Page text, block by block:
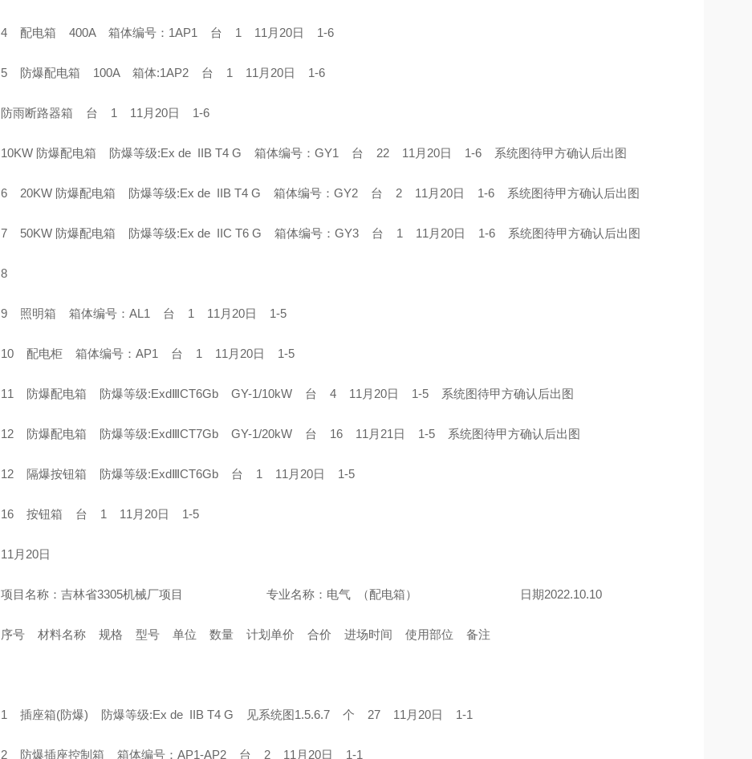
4 配电箱 400A 箱体编号：1AP1 台 1 11月20日 1-6
5 防爆配电箱 100A 箱体:1AP2 台 1 11月20日 1-6
防雨断路器箱 台 1 11月20日 1-6
10KW 防爆配电箱 防爆等级:Ex de IIB T4 G 箱体编号：GY1 台 22 11月20日 1-6 系统图待甲方确认后出图
6 20KW 防爆配电箱 防爆等级:Ex de IIB T4 G 箱体编号：GY2 台 2 11月20日 1-6 系统图待甲方确认后出图
7 50KW 防爆配电箱 防爆等级:Ex de IIC T6 G 箱体编号：GY3 台 1 11月20日 1-6 系统图待甲方确认后出图
8
9 照明箱 箱体编号：AL1 台 1 11月20日 1-5
10 配电柜 箱体编号：AP1 台 1 11月20日 1-5
11 防爆配电箱 防爆等级:ExdⅢCT6Gb GY-1/10kW 台 4 11月20日 1-5 系统图待甲方确认后出图
12 防爆配电箱 防爆等级:ExdⅢCT7Gb GY-1/20kW 台 16 11月21日 1-5 系统图待甲方确认后出图
12 隔爆按钮箱 防爆等级:ExdⅢCT6Gb 台 1 11月20日 1-5
16 按钮箱 台 1 11月20日 1-5
11月20日
项目名称：吉林省3305机械厂项目 专业名称：电气 （配电箱） 日期2022.10.10
序号 材料名称 规格 型号 单位 数量 计划单价 合价 进场时间 使用部位 备注
1 插座箱(防爆) 防爆等级:Ex de IIB T4 G 见系统图1.5.6.7 个 27 11月20日 1-1
2 防爆插座控制箱 箱体编号：AP1-AP2 台 2 11月20日 1-1